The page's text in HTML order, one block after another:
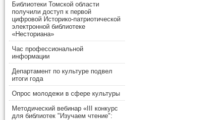
Библиотеки Томской области
получили доступ к первой
цифровой Историко-патриотической
электронной библиотеке
«Несториана»
Час профессиональной
информации
Департамент по культуре подвел
итоги года
Опрос молодежи в сфере культуры
Методический вебинар «III конкурс
для библиотек "Изучаем чтение":